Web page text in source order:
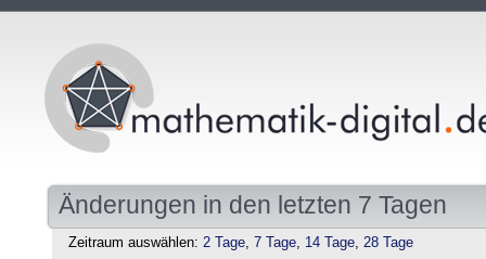
Änderungen in den letzten 7 Tagen
Zeitraum auswählen: 2 Tage, 7 Tage, 14 Tage, 28 Tage